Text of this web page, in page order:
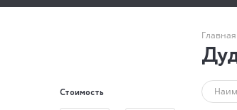
Главная
Стоимость